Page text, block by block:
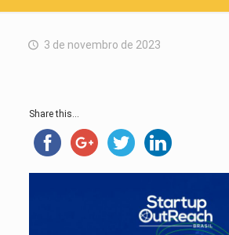
3 de novembro de 2023
Share this...